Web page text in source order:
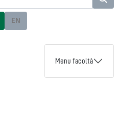
EN
Menu facoltà